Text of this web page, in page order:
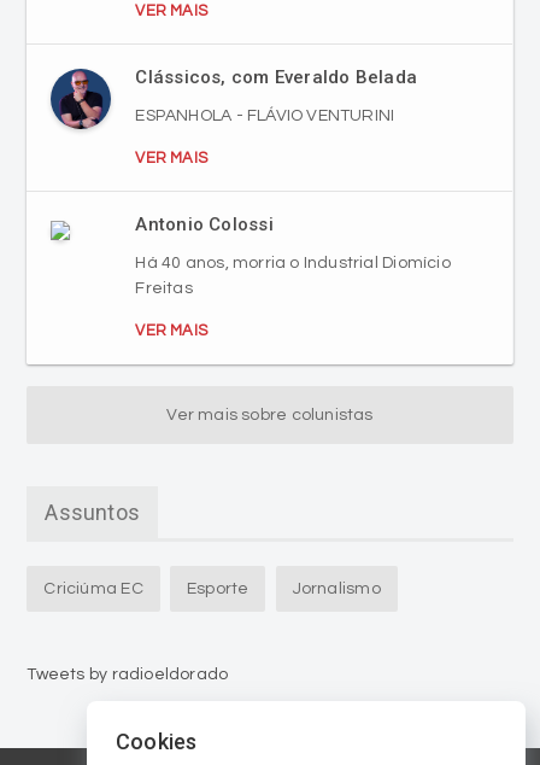
VER MAIS
Clássicos, com Everaldo Belada
ESPANHOLA - FLÁVIO VENTURINI
VER MAIS
Antonio Colossi
Há 40 anos, morria o Industrial Diomício
Freitas
VER MAIS
Ver mais sobre colunistas
Assuntos
Criciúma EC Esporte Jornalismo
Tweets by radioeldorado
Cookies